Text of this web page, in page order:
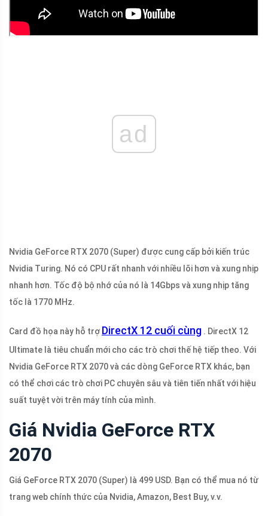
ad
Nvidia GeForce RTX 2070 (Super) được cung cấp bởi kiến ​​trúc
Nvidia Turing. Nó có CPU rất nhanh với nhiều lõi hơn và xung nhịp
nhanh hơn. Tốc độ bộ nhớ của nó là 14Gbps và xung nhịp tăng
tốc là 1770 MHz.
Card đồ họa này hỗ trợ DirectX 12 cuối cùng . DirectX 12
Ultimate là tiêu chuẩn mới cho các trò chơi thế hệ tiếp theo. Với
Nvidia GeForce RTX 2070 và các dòng GeForce RTX khác, bạn
có thể chơi các trò chơi PC chuyên sâu và tiên tiến nhất với hiệu
suất tuyệt vời trên máy tính của mình.
Giá Nvidia GeForce RTX
2070
Giá GeForce RTX 2070 (Super) là 499 USD. Bạn có thể mua nó từ
trang web chính thức của Nvidia, Amazon, Best Buy, v.v.